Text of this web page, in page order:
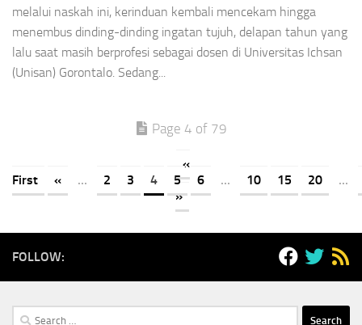
melalui naskah ini, kerinduan kembali mencekam hingga
menembus dinding-dinding ingatan tujuh, delapan tahun yang
lalu saat masih berprofesi sebagai dosen di Universitas Ichsan
(Unisan) Gorontalo. Sedang...
Page 4 of 79
«
First
« ... 2 3 4 5 6 ... 10 15 20
...
»
FOLLOW:
Search